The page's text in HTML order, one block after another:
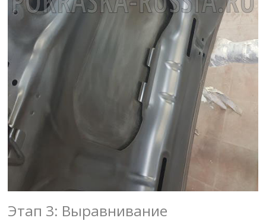
Этап 3: Выравнивание